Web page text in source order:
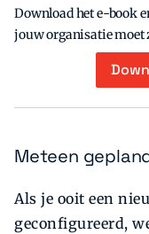
Download het e-book
jouw organisatie moet
Meteen
Als je ooit een
geconfigureerd,